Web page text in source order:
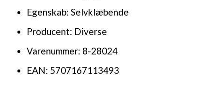
Egenskab: Selvklæbende
Producent: Diverse
Varenummer: 8-28024
EAN: 5707167113493